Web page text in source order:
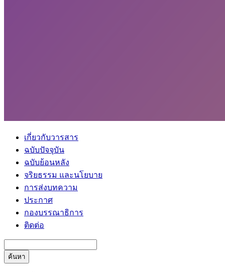
เกี่ยวกับวารสาร
ฉบับปัจจุบัน
ฉบับย้อนหลัง
จริยธรรม และนโยบาย
การส่งบทความ
ประกาศ
กองบรรณาธิการ
ติดต่อ
ค้นหา